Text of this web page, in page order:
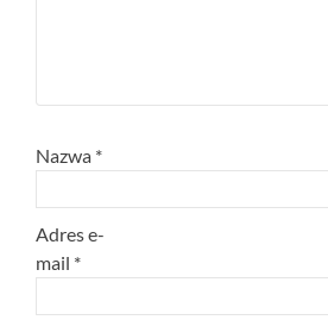
Nazwa *
Adres e-
mail *